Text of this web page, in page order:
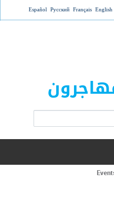
Jump to
English
Français
Русский
Español